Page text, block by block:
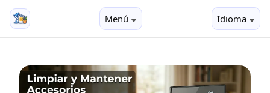
Menú Idioma